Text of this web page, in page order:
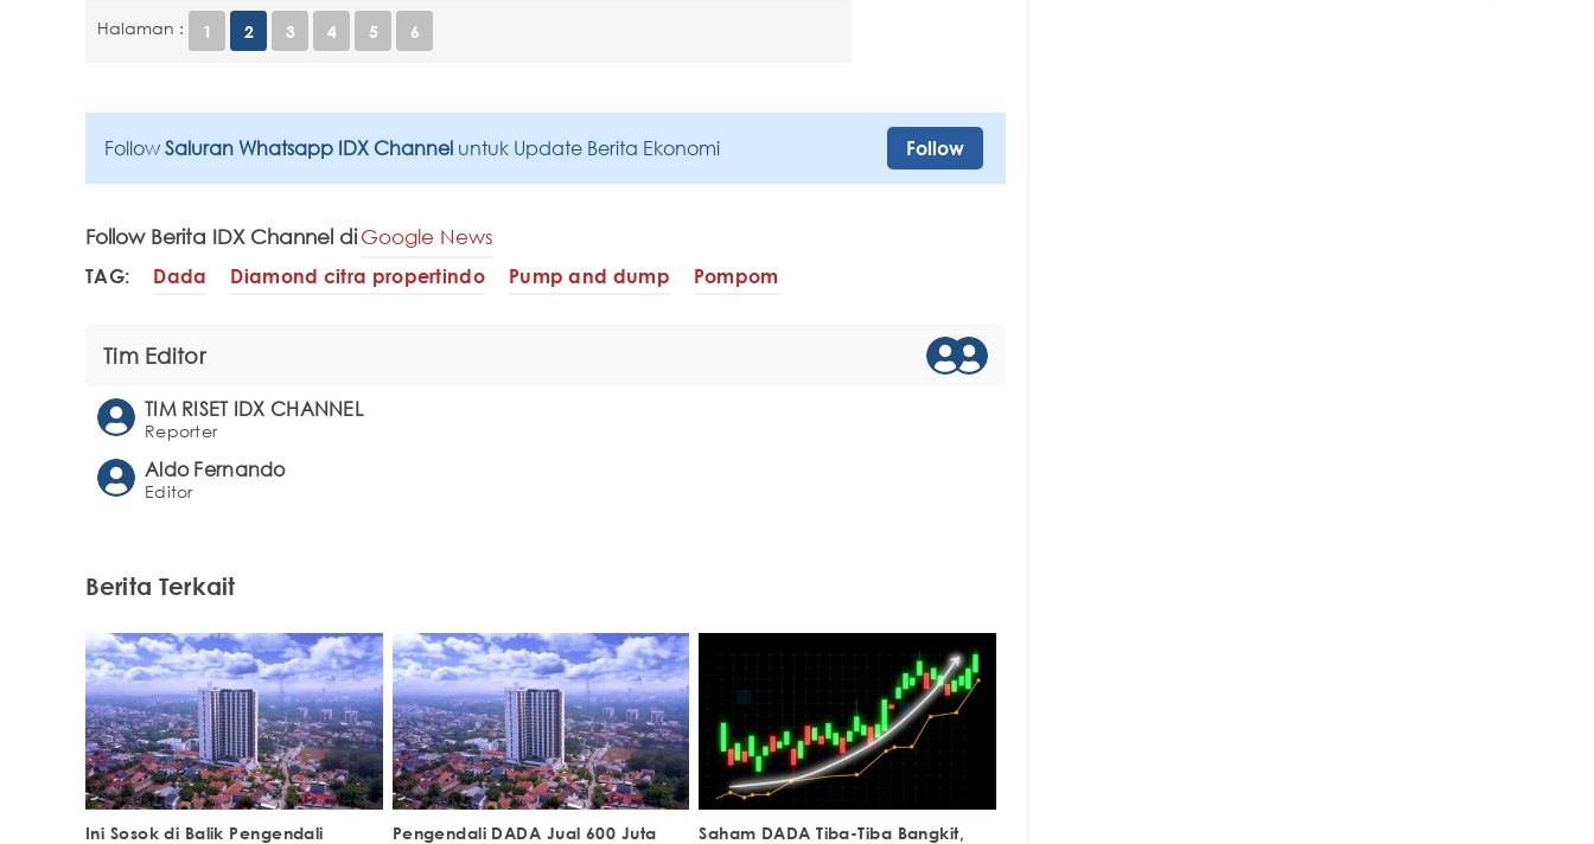
Halaman : 1 2 3 4 5 6
Follow Saluran Whatsapp IDX Channel untuk Update Berita Ekonomi Follow
Follow Berita IDX Channel diGoogle News
TAG: Dada Diamond citra propertindo Pump and dump Pompom
Tim Editor
TIM RISET IDX CHANNEL
Reporter
Aldo Fernando
Editor
Berita Terkait
Ini Sosok di Balik Pengendali
Pengendali DADA Jual 600 Juta
Saham DADA Tiba-Tiba Bangkit,